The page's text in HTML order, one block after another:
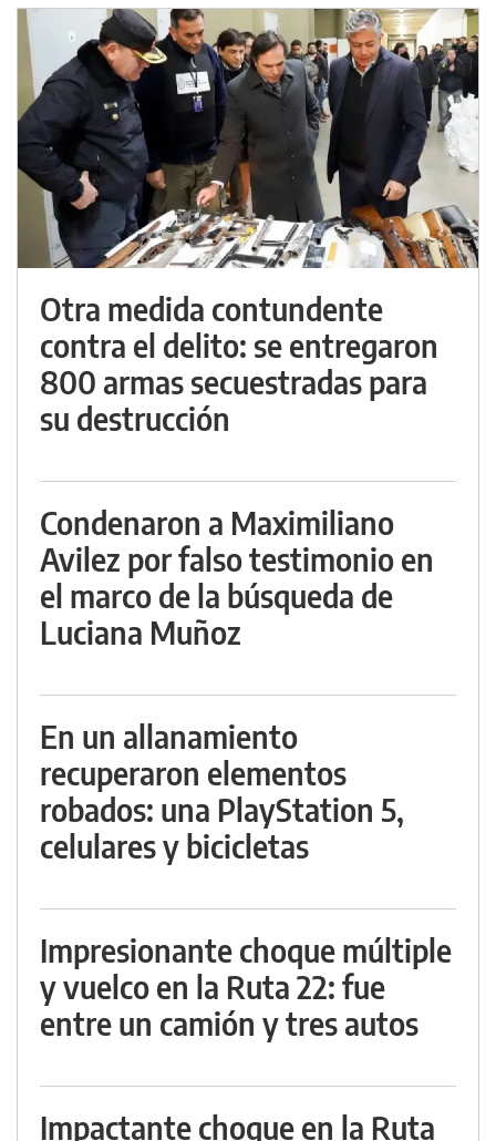
Otra medida contundente
contra el delito: se entregaron
800 armas secuestradas para
su destrucción
Condenaron a Maximiliano
Avilez por falso testimonio en
el marco de la búsqueda de
Luciana Muñoz
En un allanamiento
recuperaron elementos
robados: una PlayStation 5,
celulares y bicicletas
Impresionante choque múltiple
y vuelco en la Ruta 22: fue
entre un camión y tres autos
Impactante choque en la Ruta